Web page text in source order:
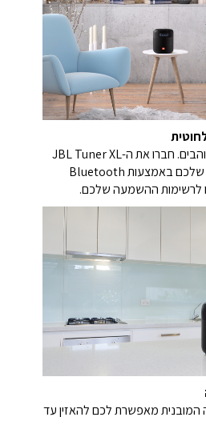
האזינו לכל מה שאתם אוהבים. חברו את ה-JBL Tuner XL
לסמארטפון או לטאבלט שלכם באמצעות Bluetooth
לרשימות ההשמעה שלכם.
המובנית מאפשרת לכם להאזין עד